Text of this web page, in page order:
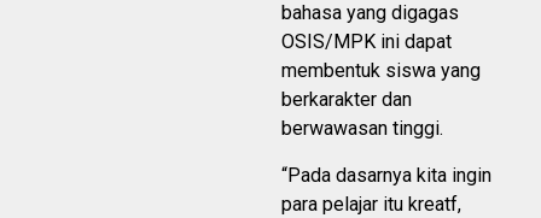
bahasa yang digagas
OSIS/MPK ini dapat
membentuk siswa yang
berkarakter dan
berwawasan tinggi.
“Pada dasarnya kita ingin
para pelajar itu kreatf,